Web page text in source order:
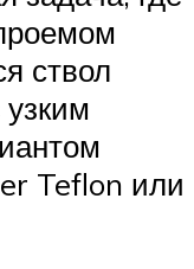
ствол
Teflon или